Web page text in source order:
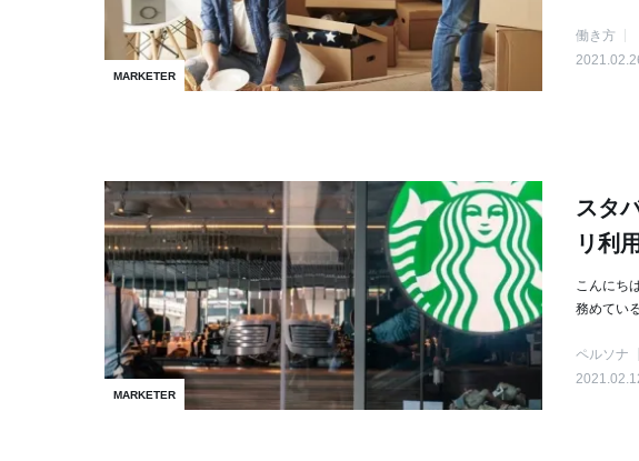
MARKETER
働き方
MARKETER
スタ
リ利
こんにち
務めてい
ペルソナ